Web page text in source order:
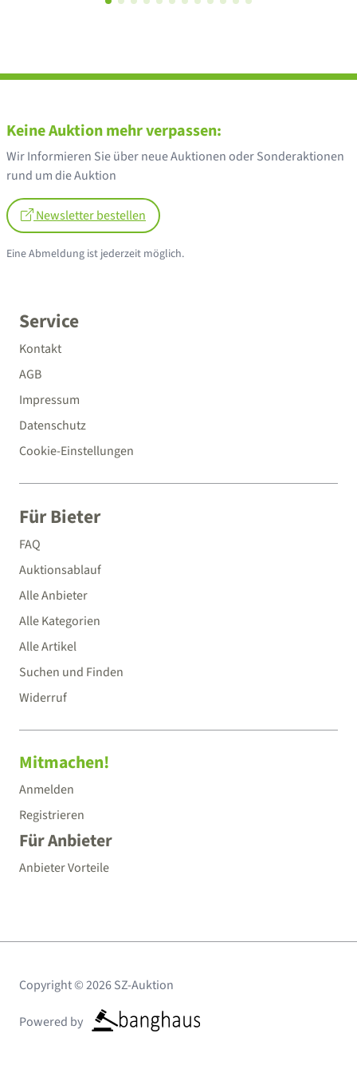
Service
Kontakt
AGB
Impressum
Datenschutz
Cookie-Einstellungen
Für Bieter
FAQ
Auktionsablauf
Alle Anbieter
Alle Kategorien
Alle Artikel
Suchen und Finden
Widerruf
Mitmachen!
Anmelden
Registrieren
Für Anbieter
Anbieter Vorteile
Keine Auktion mehr verpassen:
Wir Informieren Sie über neue Auktionen oder Sonderaktionen
rund um die Auktion
Newsletter bestellen
Eine Abmeldung ist jederzeit möglich.
Copyright © 2026 SZ-Auktion
Powered by